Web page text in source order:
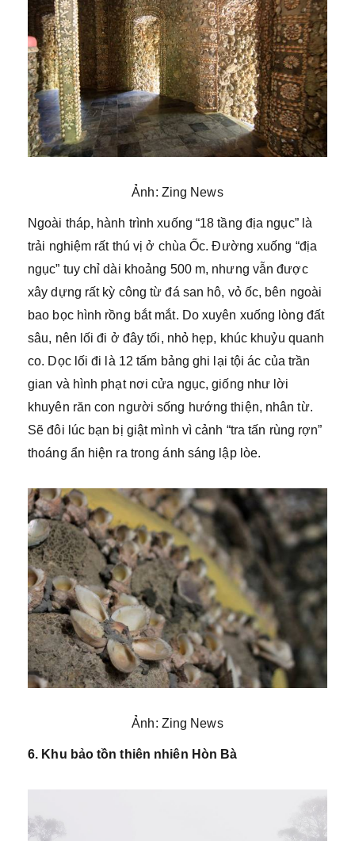
Ảnh: Zing News
Ngoài tháp, hành trình xuống “18 tầng địa ngục” là
trải nghiệm rất thú vị ở chùa Ốc. Đường xuống “địa
ngục” tuy chỉ dài khoảng 500 m, nhưng vẫn được
xây dựng rất kỳ công từ đá san hô, vỏ ốc, bên ngoài
bao bọc hình rồng bắt mắt. Do xuyên xuống lòng đất
sâu, nên lối đi ở đây tối, nhỏ hẹp, khúc khuỷu quanh
co. Dọc lối đi là 12 tấm bảng ghi lại tội ác của trần
gian và hình phạt nơi cửa ngục, giống như lời
khuyên răn con người sống hướng thiện, nhân từ.
Sẽ đôi lúc bạn bị giật mình vì cảnh “tra tấn rùng rợn”
thoáng ẩn hiện ra trong ánh sáng lập lòe.
Ảnh: Zing News
6. Khu bảo tồn thiên nhiên Hòn Bà